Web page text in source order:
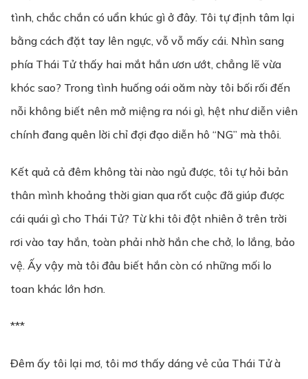
tình, chắc chắn có uẩn khúc gì ở đây. Tôi tự định tâm lại
bằng cách đặt tay lên ngực, vỗ vỗ mấy cái. Nhìn sang
phía Thái Tử thấy hai mắt hắn ươn ướt, chẳng lẽ vừa
khóc sao? Trong tình huống oái oăm này tôi bối rối đến
nỗi không biết nên mở miệng ra nói gì, hệt như diễn viên
chính đang quên lời chỉ đợi đạo diễn hô “NG” mà thôi.
Kết quả cả đêm không tài nào ngủ được, tôi tự hỏi bản
thân mình khoảng thời gian qua rốt cuộc đã giúp được
cái quái gì cho Thái Tử? Từ khi tôi đột nhiên ở trên trời
rơi vào tay hắn, toàn phải nhờ hắn che chở, lo lắng, bảo
vệ. Ấy vậy mà tôi đâu biết hắn còn có những mối lo
toan khác lớn hơn.
***
Đêm ấy tôi lại mơ, tôi mơ thấy dáng vẻ của Thái Tử à